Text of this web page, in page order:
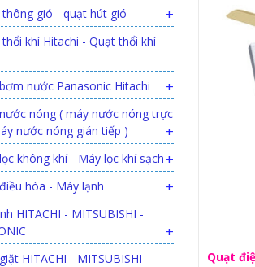
Quạt
gió - quạt hút gió +
khí Hitachi - Quạt thổi khí
nước Panasonic Hitachi
+
nóng ( máy nước nóng trực
nước nóng gián tiếp )
+
không khí - Máy lọc khí sạch +
hòa - Máy lạnh +
HITACHI - MITSUBISHI -
+
HITACHI - MITSUBISHI -